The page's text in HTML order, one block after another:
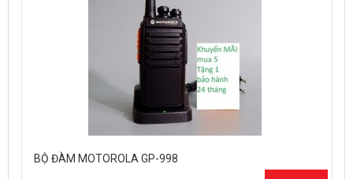
BỘ ĐÀM MOTOROLA GP-998